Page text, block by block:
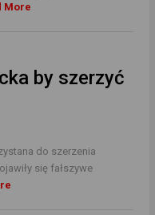
More
by szerzyć
do szerzenia
się fałszywe